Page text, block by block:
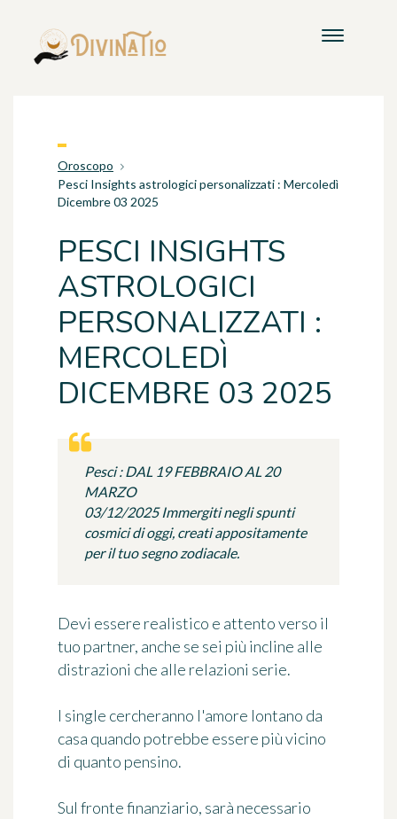
Oroscopo
Pesci Insights astrologici personalizzati : Mercoledì
Dicembre 03 2025
PESCI INSIGHTS
ASTROLOGICI
PERSONALIZZATI :
MERCOLEDÌ
DICEMBRE 03 2025
Pesci : DAL 19 FEBBRAIO AL 20
MARZO
03/12/2025 Immergiti negli spunti
cosmici di oggi, creati appositamente
per il tuo segno zodiacale.
Devi essere realistico e attento verso il
tuo partner, anche se sei più incline alle
distrazioni che alle relazioni serie.
I single cercheranno l'amore lontano da
casa quando potrebbe essere più vicino
di quanto pensino.
Sul fronte finanziario, sarà necessario